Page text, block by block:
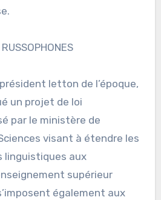
letton de l’époque,
un projet de loi
par le ministère de
visant à étendre les
linguistiques aux
supérieur
également aux